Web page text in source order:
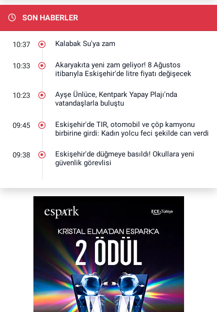
SON HABERLER
10:37 Kalabak Su'ya zam
10:33
Akaryakıta yeni zam geliyor! 8 Ağustos
itibarıyla Eskişehir'de litre fiyatı değişecek
10:23
Ayşe Ünlüce, Kentpark Yapay Plajı'nda
vatandaşlarla buluştu
09:45
Eskişehir'de TIR, otomobil ve çöp kamyonu
birbirine girdi: Kadın yolcu feci şekilde can verdi
09:38
Eskişehir'de düğmeye basıldı! Okullara yeni
güvenlik görevlisi